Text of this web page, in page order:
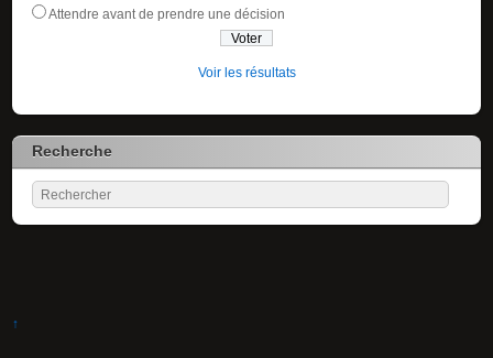
Attendre avant de prendre une décision
Voir les résultats
Recherche
↑